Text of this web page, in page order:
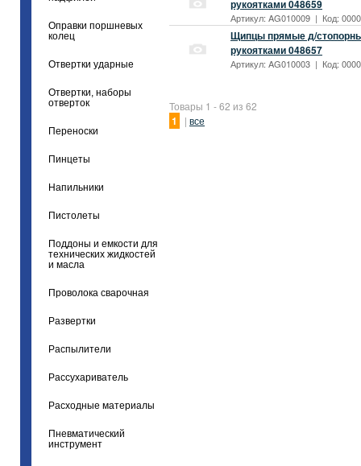
Оправки поршневых
колец
Отвертки ударные
Отвертки, наборы
отверток
Переноски
Пинцеты
Напильники
Пистолеты
Поддоны и емкости для
технических жидкостей
и масла
Проволока сварочная
Развертки
Распылители
Рассухариватель
Расходные материалы
Пневматический
инструмент
рукоятками 048659
Артикул: AG010009 | Код:
Щипцы прямые д/
рукоятками 048657
Артикул: AG010003 | Код:
Товары 1 - 62 из 62
1 | все